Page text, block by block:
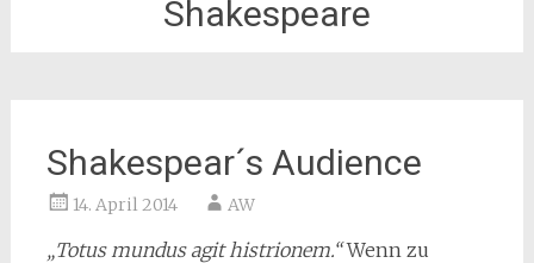
Shakespeare
Shakespear´s Audience
14. April 2014 AW
„Totus mundus agit histrionem.“Wenn zu